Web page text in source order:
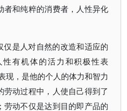
者和纯粹的消费者，人性异化
仅是人对自然的改造和适应的
有机体的活力和积极性表
现，是他的个人的体力和智力
劳动过程中，人使自己得到了
劳动不仅是达到目的即产品的